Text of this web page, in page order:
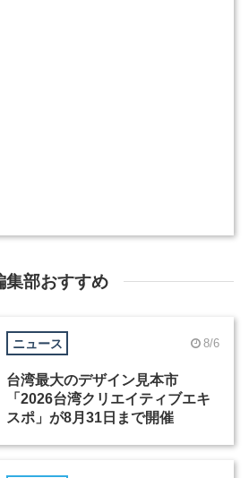
集部おすすめ
ニュース 8/6
台湾最大のデザイン見本市
「2026台湾クリエイティブエキ
スポ」が8月31日まで開催